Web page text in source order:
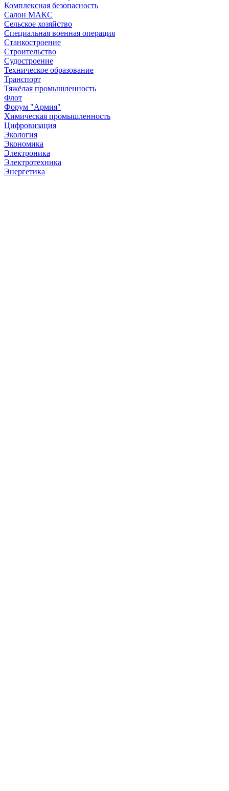
Комплексная безопасность
Салон МАКС
Сельское хозяйство
Специальная военная операция
Станкостроение
Строительство
Судостроение
Техническое образование
Транспорт
Тяжёлая промышленность
Флот
Форум "Армия"
Химическая промышленность
Цифровизация
Экология
Экономика
Электроника
Электротехника
Энергетика